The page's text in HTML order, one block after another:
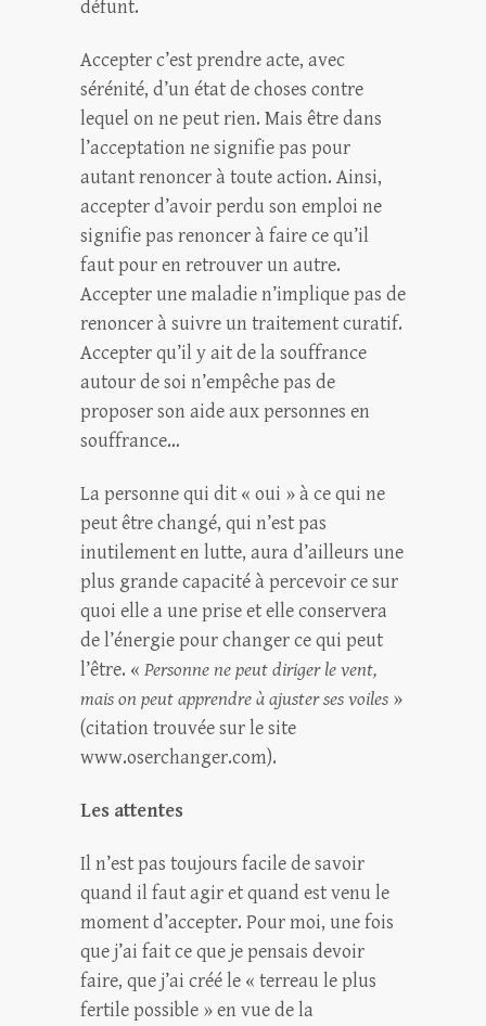
défunt.
Accepter c’est prendre acte, avec
sérénité, d’un état de choses contre
lequel on ne peut rien. Mais être dans
l’acceptation ne signifie pas pour
autant renoncer à toute action. Ainsi,
accepter d’avoir perdu son emploi ne
signifie pas renoncer à faire ce qu’il
faut pour en retrouver un autre.
Accepter une maladie n’implique pas de
renoncer à suivre un traitement curatif.
Accepter qu’il y ait de la souffrance
autour de soi n’empêche pas de
proposer son aide aux personnes en
souffrance…
La personne qui dit « oui » à ce qui ne
peut être changé, qui n’est pas
inutilement en lutte, aura d’ailleurs une
plus grande capacité à percevoir ce sur
quoi elle a une prise et elle conservera
de l’énergie pour changer ce qui peut
l’être. « Personne ne peut diriger le vent,
mais on peut apprendre à ajuster ses voiles »
(citation trouvée sur le site
www.oserchanger.com).
Les attentes
Il n’est pas toujours facile de savoir
quand il faut agir et quand est venu le
moment d’accepter. Pour moi, une fois
que j’ai fait ce que je pensais devoir
faire, que j’ai créé le « terreau le plus
fertile possible » en vue de la